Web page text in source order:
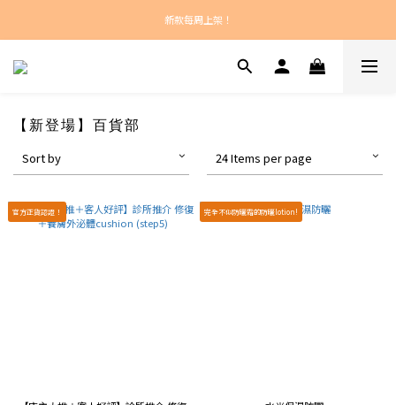
新款每周上架！
新款每周上架！
總計正價超過$450之訂單：港澳包郵！
【新登場】百貨部
Sort by
24 Items per page
官方正貨認證！ 完全不似防曬霜的防曬lotion!